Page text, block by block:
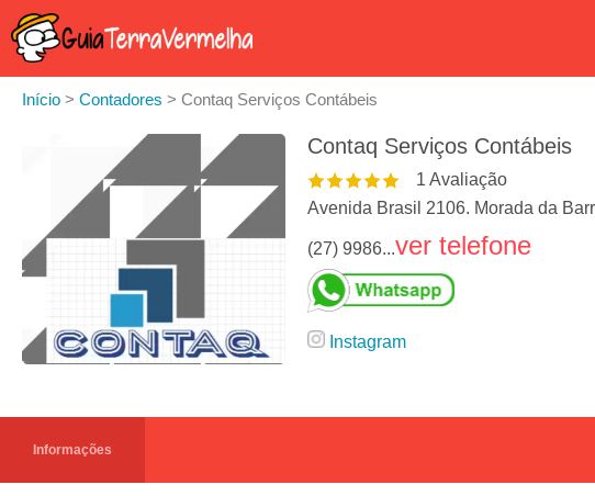
Início > Contadores > Contaq Serviços Contábeis
Contaq Serviços Contábeis
1 Avaliação
Avenida Brasil 2106. Morada da
(27) 9986...ver telefone
Instagram
Informações